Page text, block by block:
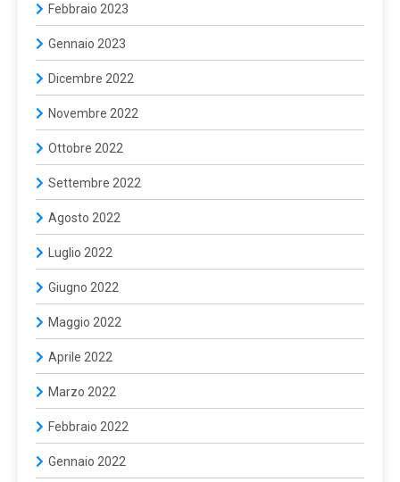
Febbraio 2023
Gennaio 2023
Dicembre 2022
Novembre 2022
Ottobre 2022
Settembre 2022
Agosto 2022
Luglio 2022
Giugno 2022
Maggio 2022
Aprile 2022
Marzo 2022
Febbraio 2022
Gennaio 2022